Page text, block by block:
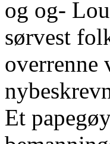
og og-
sørvest
overrenne
Et